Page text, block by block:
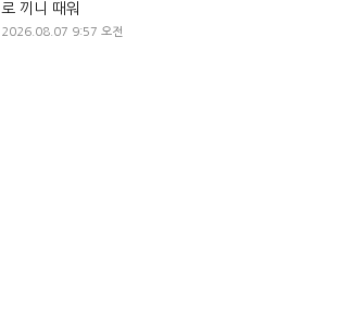
로 끼니 때워
2026.08.07 9:57 오전